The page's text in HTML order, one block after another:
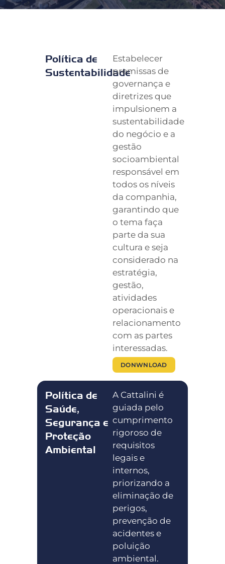
Política de
Sustentabilidade
Estabelecer
premissas de
governança e
diretrizes que
impulsionem a
sustentabilidade
do negócio e a
gestão
socioambiental
responsável em
todos os níveis
da companhia,
garantindo que
o tema faça
parte da sua
cultura e seja
considerado na
estratégia,
gestão,
atividades
operacionais e
relacionamento
com as partes
interessadas.
DONWNLOAD
Política de
Saúde,
Segurança e
Proteção
Ambiental
A Cattalini é
guiada pelo
cumprimento
rigoroso de
requisitos
legais e
internos,
priorizando a
eliminação de
perigos,
prevenção de
acidentes e
poluição
ambiental.